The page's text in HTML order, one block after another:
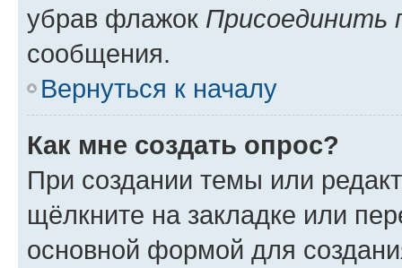
убрав флажок Присоединить
сообщения.
Вернуться к началу
Как мне создать опрос?
При создании темы или
щёлкните на закладке или
основной формой для